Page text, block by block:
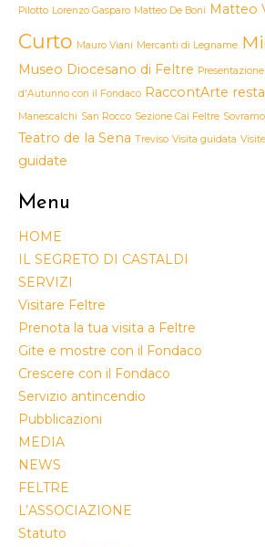
Pilotto Lorenzo Gasparo Matteo De Boni Matteo
Curto Mauro Viani Mercanti di Legname
Museo Diocesano di Feltre
d'Autunno con il Fondaco RaccontArte
Manescalchi San Rocco Sezione Cai Feltre
Teatro de la Sena Treviso Visita guidata
guidate
Menu
HOME
IL SEGRETO DI CASTALDI
SERVIZI
Visitare Feltre
Prenota la tua visita a Feltre
Gite e mostre con il Fondaco
Crescere con il Fondaco
Servizio antincendio
Pubblicazioni
MEDIA
NEWS
FELTRE
L’ASSOCIAZIONE
Statuto